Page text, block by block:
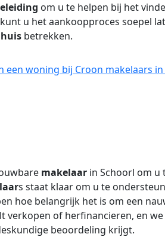
om u te helpen bij het
u het aankoopproces soepel
betrekken.
een woning bij Croon makelaars in
makelaar in Schoorl om u
s staat klaar om u te
hoe belangrijk het is om een
verkopen of herfinancieren, en
beoordeling krijgt.